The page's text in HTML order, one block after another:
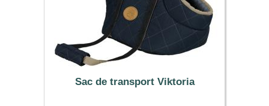
Sac de transport Viktoria